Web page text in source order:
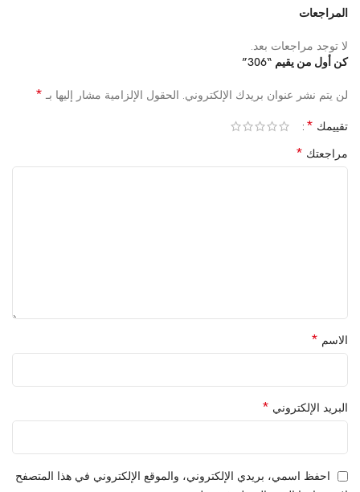
المراجعات
لا توجد مراجعات بعد.
كن أول من يقيم “306”
لن يتم نشر عنوان بريدك الإلكتروني. الحقول الإلزامية مشار إليها بـ *
تقييمك *
مراجعتك *
الاسم *
البريد الإلكتروني *
احفظ اسمي، بريدي الإلكتروني، والموقع الإلكتروني في هذا المتصفح